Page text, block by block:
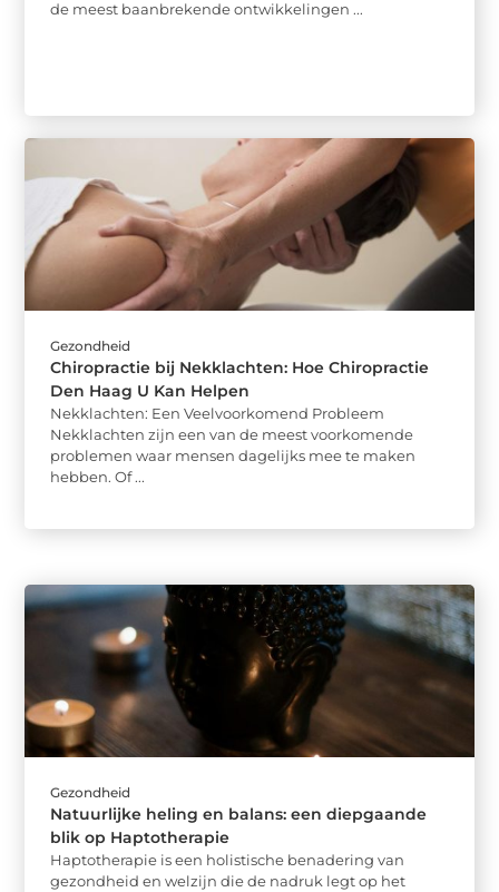
de meest baanbrekende ontwikkelingen ...
Gezondheid
Chiropractie bij Nekklachten: Hoe Chiropractie
Den Haag U Kan Helpen
Nekklachten: Een Veelvoorkomend Probleem
Nekklachten zijn een van de meest voorkomende
problemen waar mensen dagelijks mee te maken
hebben. Of ...
Gezondheid
Natuurlijke heling en balans: een diepgaande
blik op Haptotherapie
Haptotherapie is een holistische benadering van
gezondheid en welzijn die de nadruk legt op het